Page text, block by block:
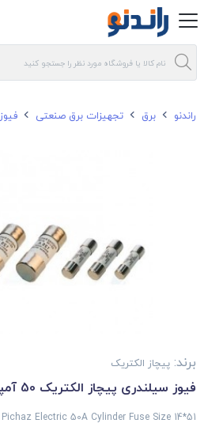
راندنو برق تجهیزات برق صنعتی فیوز
برند: پیچاز الکتریک
فیوز سیلندری پیچاز الکتریک 50 آمپر سایز 51*14
Pichaz Electric 50A Cylinder Fuse Size 14*51